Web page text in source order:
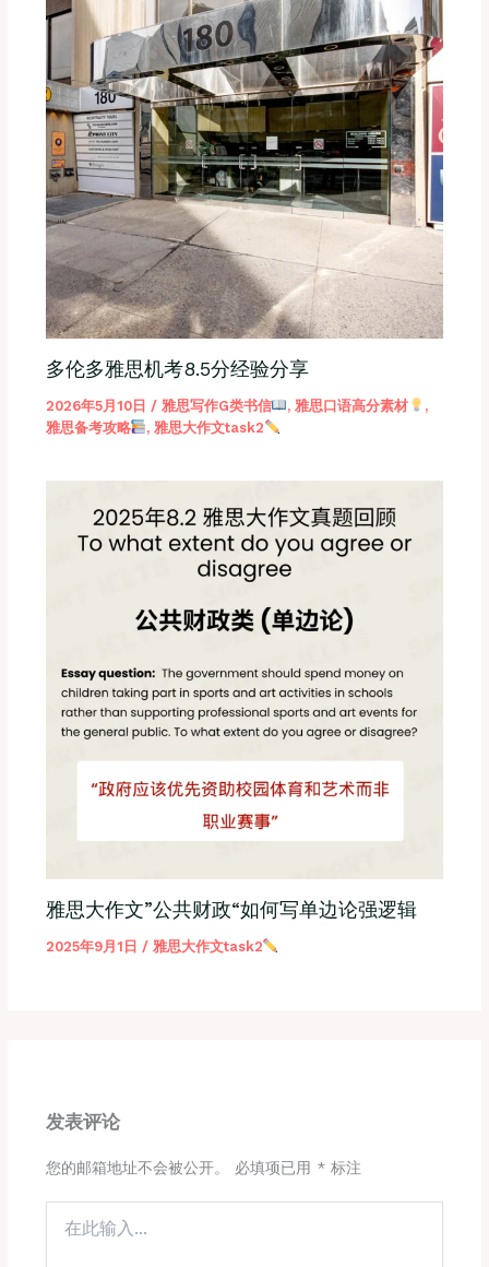
多伦多雅思机考8.5分经验分享
2026年5月10日 / 雅思写作G类书信 , 雅思口语高分素材
,
雅思备考攻略
, 雅思大作文task2
雅思大作文”公共财政“如何写单边论强逻辑
2025年9月1日 / 雅思大作文task2
发表评论
您的邮箱地址不会被公开。 必填项已用 *标注